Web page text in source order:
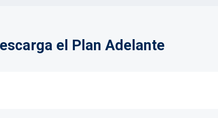
el Plan Adelante